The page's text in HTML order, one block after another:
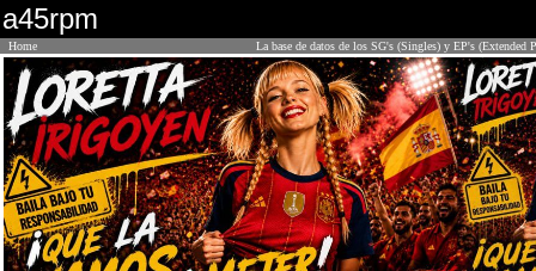
a45rpm
Home La base de datos de los SG's (Singles) y EP's (Extended